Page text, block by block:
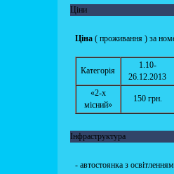
Ціни
Ціна( проживання ) за
Категорія
1.10-
26.12.2013
«2-х
місний»
150 грн.
Інфраструктура
- автостоянка з